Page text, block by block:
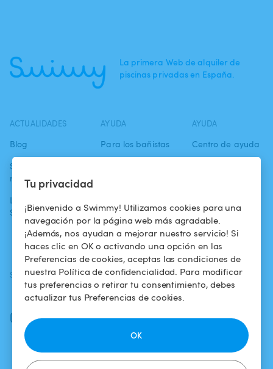
Tu privacidad
¡Bienvenido a Swimmy! Utilizamos cookies para una
navegación por la página web más agradable.
¡Además, nos ayudan a mejorar nuestro servicio! Si
haces clic en OK o activando una opción en las
Preferencias de cookies, aceptas las condiciones de
nuestra Política de confidencialidad. Para modificar
tus preferencias o retirar tu consentimiento, debes
actualizar tus Preferencias de cookies.
OK
La primera Web de alquiler de
piscinas privadas en España.
ACTUALIDADES
Blog
Swimmy en los
medios
La aventura
Swimmy
AYUDA
Para los bañistas
piscina
¿Cómo funciona?
AYUDA
Centro de ayuda
confidencialidad
Aviso legal
SÍGUENOS
Facebook
Instagram
DESCARGAR LA APP